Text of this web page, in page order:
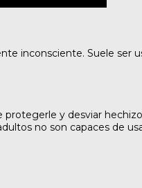
inconsciente. Suele ser
y desviar
no son capaces de